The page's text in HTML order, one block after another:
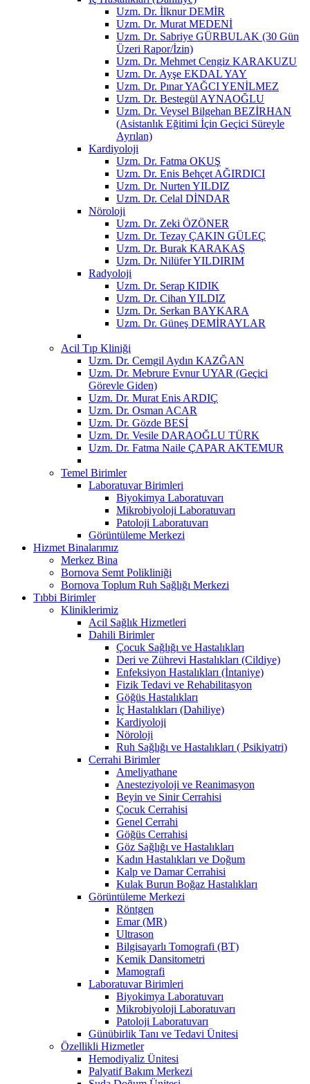
Uzm. Dr. İlknur DEMİR
Uzm. Dr. Murat MEDENİ
Uzm. Dr. Sabriye GÜRBULAK (30 Gün
Üzeri Rapor/İzin)
Uzm. Dr. Mehmet Cengiz KARAKUZU
Uzm. Dr. Ayşe EKDAL YAY
Uzm. Dr. Pınar YAĞCI YENİLMEZ
Uzm. Dr. Bestegül AYNAOĞLU
Uzm. Dr. Veysel Bilgehan BEZİRHAN
(Asistanlık Eğitimi İçin Geçici Süreyle
Ayrılan)
Kardiyoloji
Uzm. Dr. Fatma OKUŞ
Uzm. Dr. Enis Behçet AĞIRDICI
Uzm. Dr. Nurten YILDIZ
Uzm. Dr. Celal DİNDAR
Nöroloji
Uzm. Dr. Zeki ÖZÖNER
Uzm. Dr. Tezay ÇAKIN GÜLEÇ
Uzm. Dr. Burak KARAKAŞ
Uzm. Dr. Nilüfer YILDIRIM
Radyoloji
Uzm. Dr. Serap KIDIK
Uzm. Dr. Cihan YILDIZ
Uzm. Dr. Serkan BAYKARA
Uzm. Dr. Güneş DEMİRAYLAR
Acil Tıp Kliniği
Uzm. Dr. Cemgil Aydın KAZĞAN
Uzm. Dr. Mebrure Evnur UYAR (Geçici
Görevle Giden)
Uzm. Dr. Murat Enis ARDIÇ
Uzm. Dr. Osman ACAR
Uzm. Dr. Gözde BESİ
Uzm. Dr. Vesile DARAOĞLU TÜRK
Uzm. Dr. Fatma Naile ÇAPAR AKTEMUR
Temel Birimler
Laboratuvar Birimleri
Biyokimya Laboratuvarı
Mikrobiyoloji Laboratuvarı
Patoloji Laboratuvarı
Görüntüleme Merkezi
Hizmet Binalarımız
Merkez Bina
Bornova Semt Polikliniği
Bornova Toplum Ruh Sağlığı Merkezi
Tıbbi Birimler
Kliniklerimiz
Acil Sağlık Hizmetleri
Dahili Birimler
Çocuk Sağlığı ve Hastalıkları
Deri ve Zührevi Hastalıkları (Cildiye)
Enfeksiyon Hastalıkları (İntaniye)
Fizik Tedavi ve Rehabilitasyon
Göğüs Hastalıkları
İç Hastalıkları (Dahiliye)
Kardiyoloji
Nöroloji
Ruh Sağlığı ve Hastalıkları ( Psikiyatri)
Cerrahi Birimler
Ameliyathane
Anesteziyoloji ve Reanimasyon
Beyin ve Sinir Cerrahisi
Çocuk Cerrahisi
Genel Cerrahi
Göğüs Cerrahisi
Göz Sağlığı ve Hastalıkları
Kadın Hastalıkları ve Doğum
Kalp ve Damar Cerrahisi
Kulak Burun Boğaz Hastalıkları
Görüntüleme Merkezi
Röntgen
Emar (MR)
Ultrason
Bilgisayarlı Tomografi (BT)
Kemik Dansitometri
Mamografi
Laboratuvar Birimleri
Biyokimya Laboratuvarı
Mikrobiyoloji Laboratuvarı
Patoloji Laboratuvarı
Günübirlik Tanı ve Tedavi Ünitesi
Özellikli Hizmetler
Hemodiyaliz Ünitesi
Palyatif Bakım Merkezi